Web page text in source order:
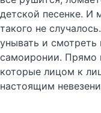
детской песенке. И
такого не
унывать и
самоиронии. Прямо
которые лицом к
настоящим